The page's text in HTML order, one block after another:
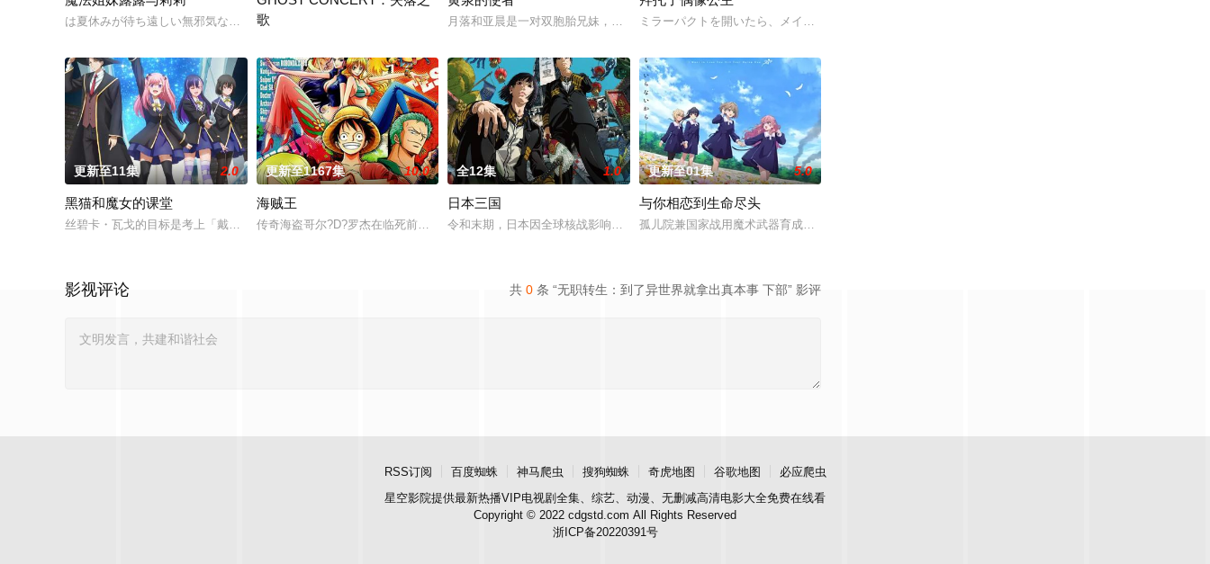
は夏休みが待ち遠しい無邪気な小学生。は控えめだけど頑張り屋さんの中学生。むかしは仲良し姉
歌
月落和亚晨是一对双胞胎兄妹，他们在一个与世隔绝的深山小村落里出生，被称为“分隔夜与昼的双
ミラーパクトを開いたら、メイクとコーデでオシャレな私に大変身！それがアイドルプリンセス・
更新至11集 2.0
黑猫和魔女的课堂
丝碧卡・瓦戈的目标是考上「戴安娜魔术学校」，成为一等魔术师。但却一直无法成功使用魔法飞行
更新至1167集 10.0
海贼王
传奇海盗哥尔?D?罗杰在临死前曾留下关于其毕生的财富“One Piece”的消息，由此引
全12集 1.0
日本三国
令和末期，日本因全球核战影响走向衰败，大量难民涌入，更严重的病毒、大地震、苛政与饥荒接连
更新至01集 5.0
与你相恋到生命尽头
孤儿院兼国家战用魔术武器育成机关收容无依的小孩，培养成战争用的魔术武器，死亡对在这里生活
共 0 条 “无职转生：到了异世界就拿出真本事 下部” 影评
影视评论
RSS订阅 百度蜘蛛 神马爬虫 搜狗蜘蛛 奇虎地图 谷歌地图
必应爬虫
星空影院提供最新热播VIP电视剧全集、综艺、动漫、无删减高清电影大全免费在线看
Copyright © 2022 cdgstd.com All Rights Reserved
浙ICP备20220391号